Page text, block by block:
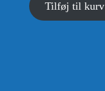
Tilføj til kurv